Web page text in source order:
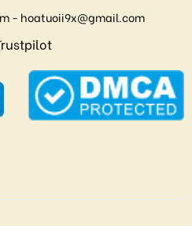
- hoatuoii9x@gmail.com